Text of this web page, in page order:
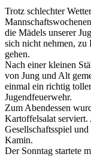
Trotz schlechter
die Mädels unserer
sich nicht nehmen,
gehen.
Nach einer kleinen
von Jung und Alt
einmal ein richtig
Jugendfeuerwehr.
Zum Abendessen
Kartoffelsalat
Gesellschaftsspiel
Kamin.
Der Sonntag startete